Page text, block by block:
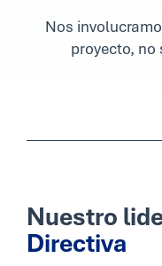
Nos
proyecto,
Nuestro
Directiva